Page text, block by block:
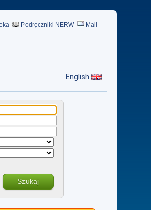
Podręczniki NERW Mail
English
Szukaj